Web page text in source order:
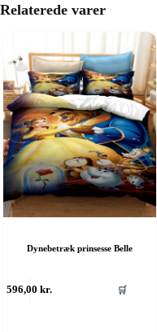
Relaterede varer
Dynebetræk prinsesse Belle
596,00kr. 🛒